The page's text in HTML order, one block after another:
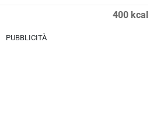
400 kcal
PUBBLICITÀ